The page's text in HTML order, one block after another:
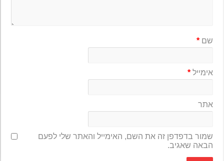
שם*
אימייל*
אתר
שמור בדפדפן זה את השם, האימייל והאתר שלי לפעם
הבאה שאגיב.